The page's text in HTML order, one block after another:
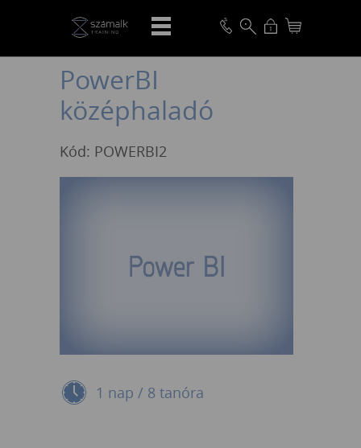
VISSZA
PowerBI
középhaladó
Kód: POWERBI2
1 nap / 8 tanóra